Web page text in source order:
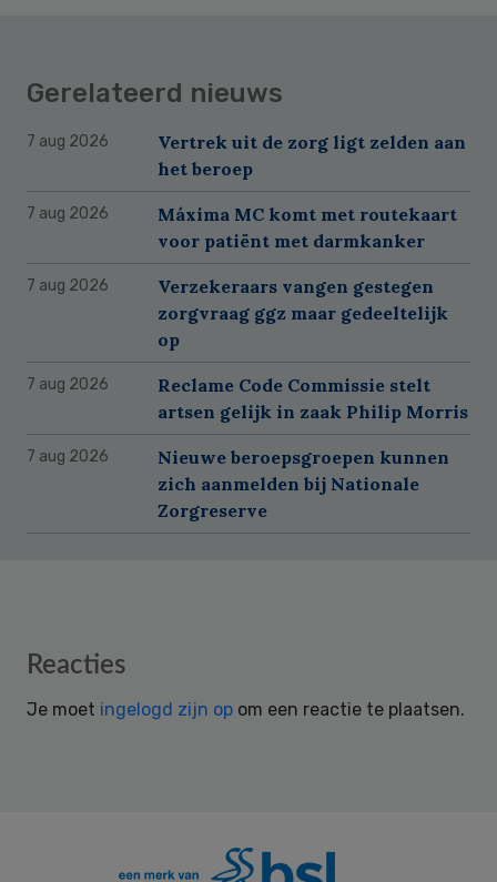
Gerelateerd nieuws
7 aug 2026
Vertrek uit de zorg ligt zelden aan
het beroep
7 aug 2026
Máxima MC komt met routekaart
voor patiënt met darmkanker
7 aug 2026
Verzekeraars vangen gestegen
zorgvraag ggz maar gedeeltelijk
op
7 aug 2026
Reclame Code Commissie stelt
artsen gelijk in zaak Philip Morris
7 aug 2026
Nieuwe beroepsgroepen kunnen
zich aanmelden bij Nationale
Zorgreserve
Reader
Reacties
Je moet ingelogd zijn op om een reactie te plaatsen.